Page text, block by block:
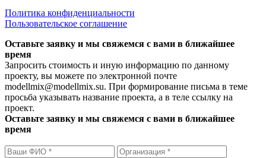
Политика конфиденциальности
Пользовательское соглашение
Оставьте заявку и мы свяжемся с вами в ближайшее
время
Запросить стоимость и иную информацию по данному
проекту, вы можете по электронной почте
modellmix@modellmix.su. При формирование письма в теме
просьба указывать название проекта, а в теле ссылку на
проект.
Оставьте заявку и мы свяжемся с вами в ближайшее
время